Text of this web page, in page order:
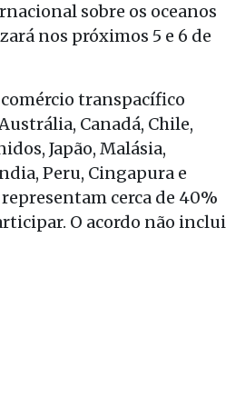
sobre os oceanos
nos próximos 5 e 6 de
transpacífico
Canadá, Chile,
Japão, Malásia,
Peru, Cingapura e
cerca de 40%
O acordo não inclui